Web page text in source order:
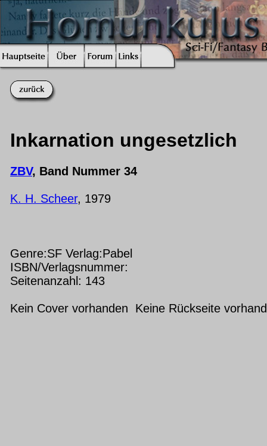
Inkarnation ungesetzlich
ZBV, Band Nummer 34
K. H. Scheer, 1979
Genre:SF Verlag:Pabel
ISBN/Verlagsnummer:
Seitenanzahl: 143
Kein Cover vorhanden Keine Rückseite